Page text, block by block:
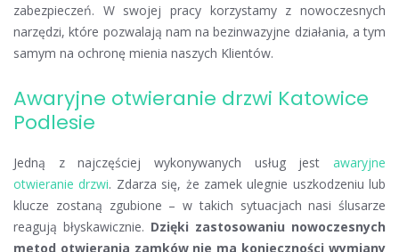
zabezpieczeń. W swojej pracy korzystamy z nowoczesnych
narzędzi, które pozwalają nam na bezinwazyjne działania, a tym
samym na ochronę mienia naszych Klientów.
Awaryjne otwieranie drzwi Katowice
Podlesie
Jedną z najczęściej wykonywanych usług jest awaryjne
otwieranie drzwi. Zdarza się, że zamek ulegnie uszkodzeniu lub
klucze zostaną zgubione – w takich sytuacjach nasi ślusarze
reagują błyskawicznie. Dzięki zastosowaniu nowoczesnych
metod otwierania zamków nie ma konieczności wymiany